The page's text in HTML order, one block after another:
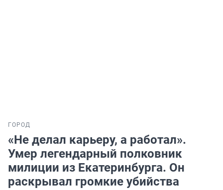
ГОРОД
«Не делал карьеру, а работал».
Умер легендарный полковник
милиции из Екатеринбурга. Он
раскрывал громкие убийства